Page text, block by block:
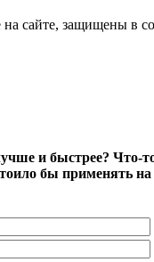
сайте, защищены в
и быстрее? Что-
бы применять